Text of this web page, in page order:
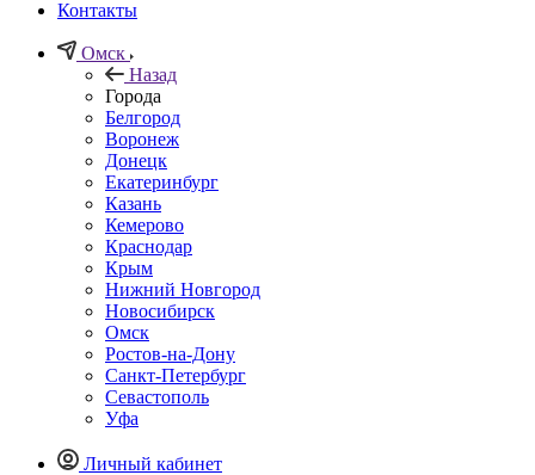
Контакты
Омск
Назад
Города
Белгород
Воронеж
Донецк
Екатеринбург
Казань
Кемерово
Краснодар
Крым
Нижний Новгород
Новосибирск
Омск
Ростов-на-Дону
Санкт-Петербург
Севастополь
Уфа
Личный кабинет